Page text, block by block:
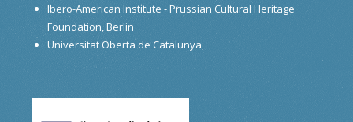
Ibero-American Institute - Prussian Cultural Heritage
Foundation, Berlin
Universitat Oberta de Catalunya